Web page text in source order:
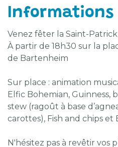
Informations
Venez fêter la Saint-Patrick
À partir de 18h30 sur la
de Bartenheim
Sur place : animation
Elfic Bohemian, Guinness,
stew (ragoût à base
carottes), Fish and chips et
N'hésitez pas à revêtir vos